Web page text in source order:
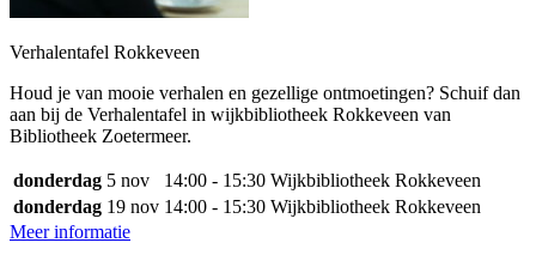
Verhalentafel Rokkeveen
Houd je van mooie verhalen en gezellige ontmoetingen? Schuif dan
aan bij de Verhalentafel in wijkbibliotheek Rokkeveen van
Bibliotheek Zoetermeer.
donderdag 5 nov 14:00 - 15:30 Wijkbibliotheek Rokkeveen
donderdag 19 nov 14:00 - 15:30 Wijkbibliotheek Rokkeveen
Meer informatie